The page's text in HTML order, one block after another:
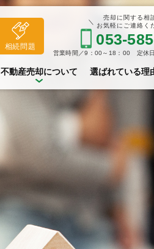
相続問題
＼
売却に関する相
お気軽にご連絡く
053-
営業時間／9：00～18：00 定休
不動産売却について 選ばれている理